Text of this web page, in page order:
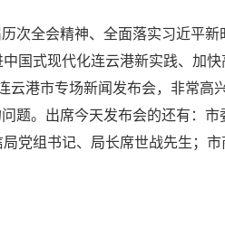
次全会精神、全面落实习近平
国式现代化连云港新实践、加
云港市专场新闻发布会，非常
题。出席今天发布会的还有：
党组书记、局长席世战先生；